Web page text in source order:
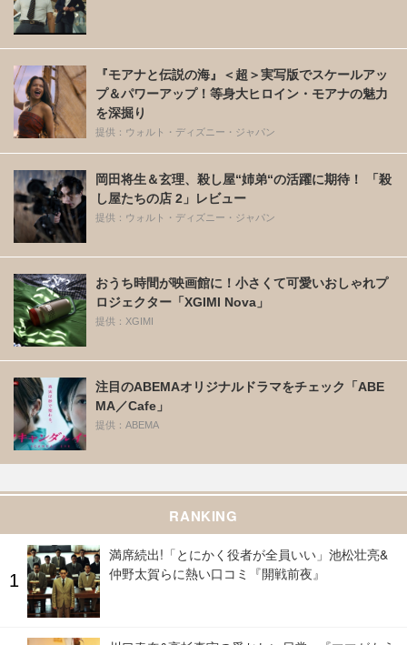
『モアナと伝説の海』＜超＞実写版でスケールアッ
プ＆パワーアップ！等身大ヒロイン・モアナの魅力
を深掘り
提供：ウォルト・ディズニー・ジャパン
岡田将生＆玄理、殺し屋“姉弟“の活躍に期待！ 「殺
し屋たちの店 2」レビュー
提供：ウォルト・ディズニー・ジャパン
おうち時間が映画館に！小さくて可愛いおしゃれプ
ロジェクター「XGIMI Nova」
提供：XGIMI
注目のABEMAオリジナルドラマをチェック「ABE
MA／Cafe」
提供：ABEMA
RANKING
満席続出!「とにかく役者が全員いい」池松壮亮&
仲野太賀らに熱い口コミ『開戦前夜』